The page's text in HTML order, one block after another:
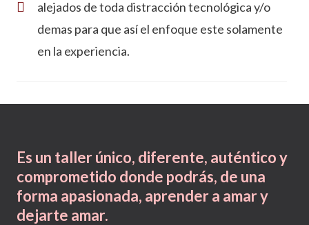
alejados de toda distracción tecnológica y/o
demas para que así el enfoque este solamente
en la experiencia.
Es un taller único, diferente, auténtico y
comprometido donde podrás, de una
forma apasionada, aprender a amar y
dejarte amar.